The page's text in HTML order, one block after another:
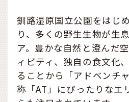
釧路湿原国立公園をはじ
り、多くの野生生物が生
ア。豊かな自然と澄んだ
ィビティ、独自の食文化
ることから「アドベンチ
称「AT」にぴったりなエ